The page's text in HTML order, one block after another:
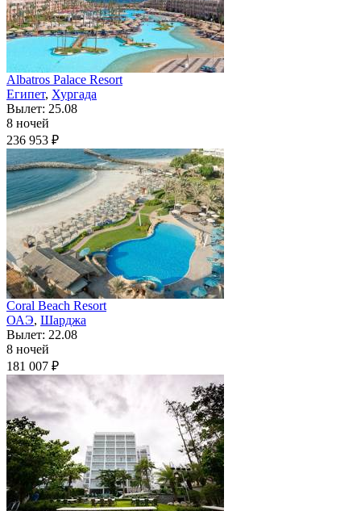
Albatros Palace Resort
Египет, Хургада
Вылет: 25.08
8 ночей
236 953 ₽
Coral Beach Resort
ОАЭ, Шарджа
Вылет: 22.08
8 ночей
181 007 ₽